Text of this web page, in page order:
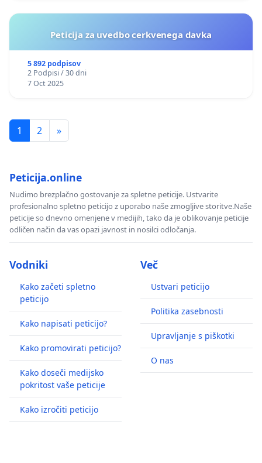
Peticija za uvedbo cerkvenega davka
5 892 podpisov
2 Podpisi / 30 dni
7 Oct 2025
1 2 »
Peticija.online
Nudimo brezplačno gostovanje za spletne peticije. Ustvarite
profesionalno spletno peticijo z uporabo naše zmogljive storitve.Naše
peticije so dnevno omenjene v medijih, tako da je oblikovanje peticije
odličen način da vas opazi javnost in nosilci odločanja.
Vodniki
Kako začeti spletno
peticijo
Kako napisati peticijo?
Kako promovirati peticijo?
Kako doseči medijsko
pokritost vaše peticije
Kako izročiti peticijo
Več
Ustvari peticijo
Politika zasebnosti
Upravljanje s piškotki
O nas